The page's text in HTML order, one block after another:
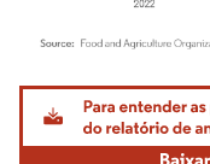
Imagem © Mordor